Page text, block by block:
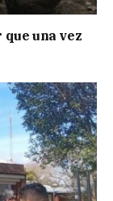
una vez